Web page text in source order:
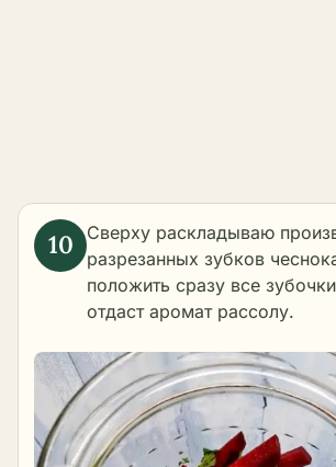
Сверху раскладываю
разрезанных зубков
положить сразу все
отдаст аромат рассолу.